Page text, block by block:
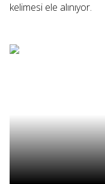
kelimesi ele alınıyor.